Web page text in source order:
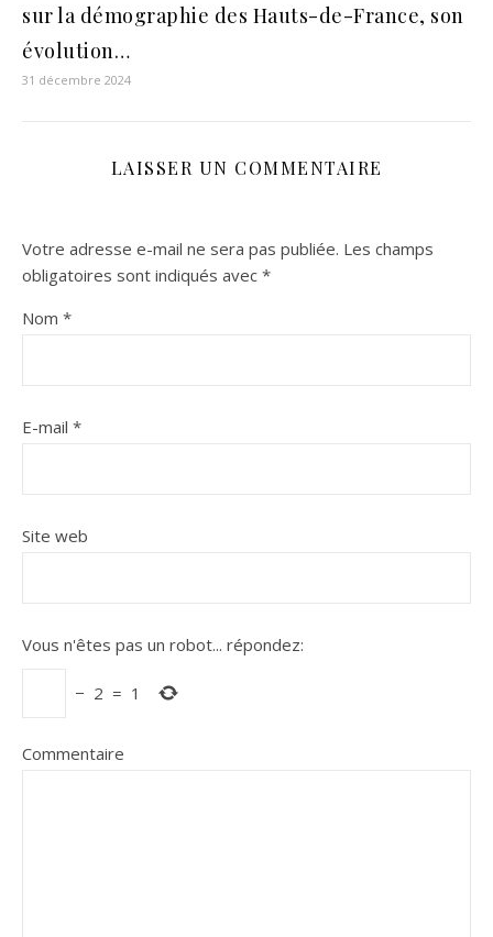
sur la démographie des Hauts-de-France, son
évolution…
31 décembre 2024
LAISSER UN COMMENTAIRE
Votre adresse e-mail ne sera pas publiée. Les champs
obligatoires sont indiqués avec *
Nom *
E-mail *
Site web
Vous n'êtes pas un robot... répondez:
− 2 = 1
Commentaire